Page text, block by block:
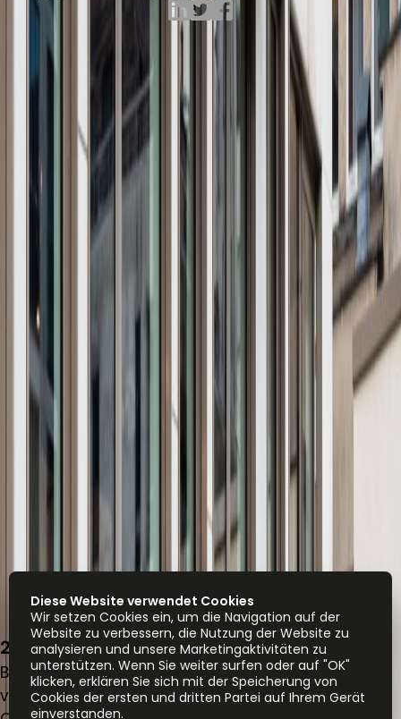
2, place de Paris, 2314
Büroraum
von
€750 Person/Monat
Diese Website verwendet Cookies
Wir setzen Cookies ein, um die Navigation auf der
Website zu verbessern, die Nutzung der Website zu
analysieren und unsere Marketingaktivitäten zu
unterstützen. Wenn Sie weiter surfen oder auf "OK"
klicken, erklären Sie sich mit der Speicherung von
Cookies der ersten und dritten Partei auf Ihrem Gerät
einverstanden.